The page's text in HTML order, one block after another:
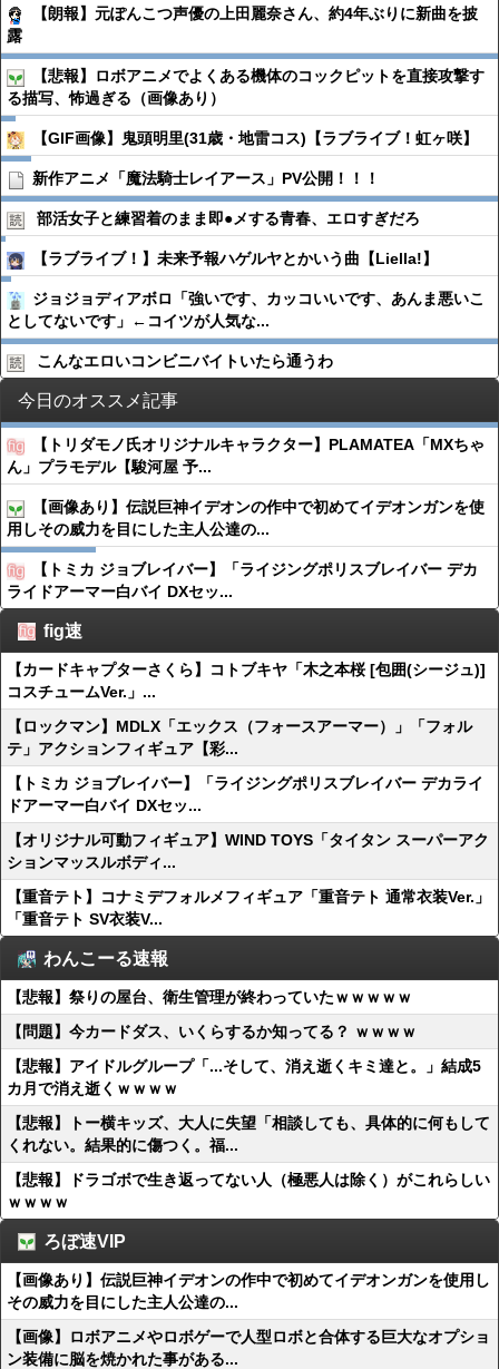
【朗報】元ぽんこつ声優の上田麗奈さん、約4年ぶりに新曲を披
露
【悲報】ロボアニメでよくある機体のコックピットを直接攻撃す
る描写、怖過ぎる（画像あり）
【GIF画像】鬼頭明里(31歳・地雷コス)【ラブライブ！虹ヶ咲】
新作アニメ「魔法騎士レイアース」PV公開！！！
部活女子と練習着のまま即●︎メする青春、エロすぎだろ
【ラブライブ！】未来予報ハゲルヤとかいう曲【Liella!】
ジョジョディアボロ「強いです、カッコいいです、あんま悪いこ
としてないです」←コイツが人気な...
こんなエロいコンビニバイトいたら通うわ
今日のオススメ記事
【トリダモノ氏オリジナルキャラクター】PLAMATEA「MXちゃ
ん」プラモデル【駿河屋 予...
【画像あり】伝説巨神イデオンの作中で初めてイデオンガンを使
用しその威力を目にした主人公達の...
【トミカ ジョブレイバー】「ライジングポリスブレイバー デカ
ライドアーマー白バイ DXセッ...
fig速
【カードキャプターさくら】コトブキヤ「木之本桜 [包囲(シージュ)]
コスチュームVer.」...
【ロックマン】MDLX「エックス（フォースアーマー）」「フォル
テ」アクションフィギュア【彩...
【トミカ ジョブレイバー】「ライジングポリスブレイバー デカライ
ドアーマー白バイ DXセッ...
【オリジナル可動フィギュア】WIND TOYS「タイタン スーパーアク
ションマッスルボディ...
【重音テト】コナミデフォルメフィギュア「重音テト 通常衣装Ver.」
「重音テト SV衣装V...
わんこーる速報
【悲報】祭りの屋台、衛生管理が終わっていたｗｗｗｗｗ
【問題】今カードダス、いくらするか知ってる？ ｗｗｗｗ
【悲報】アイドルグループ「...そして、消え逝くキミ達と。」結成5
カ月で消え逝くｗｗｗｗ
【悲報】トー横キッズ、大人に失望「相談しても、具体的に何もして
くれない。結果的に傷つく。福...
【悲報】ドラゴボで生き返ってない人（極悪人は除く）がこれらしい
ｗｗｗｗ
ろぼ速VIP
【画像あり】伝説巨神イデオンの作中で初めてイデオンガンを使用し
その威力を目にした主人公達の...
【画像】ロボアニメやロボゲーで人型ロボと合体する巨大なオプショ
ン装備に脳を焼かれた事がある...